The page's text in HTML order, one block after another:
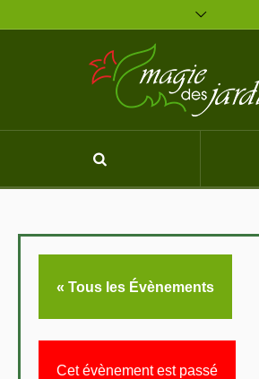
« Tous les Évènements
Cet évènement est passé